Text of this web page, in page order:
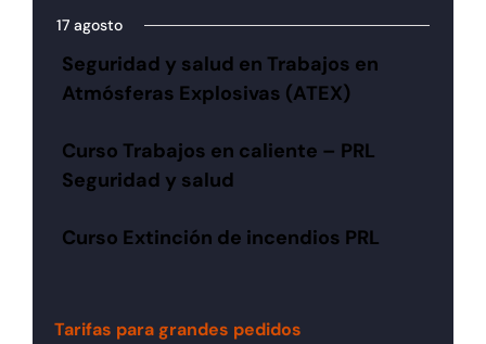
17 agosto
Seguridad y salud en Trabajos en
Atmósferas Explosivas (ATEX)
Curso Trabajos en caliente – PRL
Seguridad y salud
Curso Extinción de incendios PRL
Tarifas para grandes pedidos